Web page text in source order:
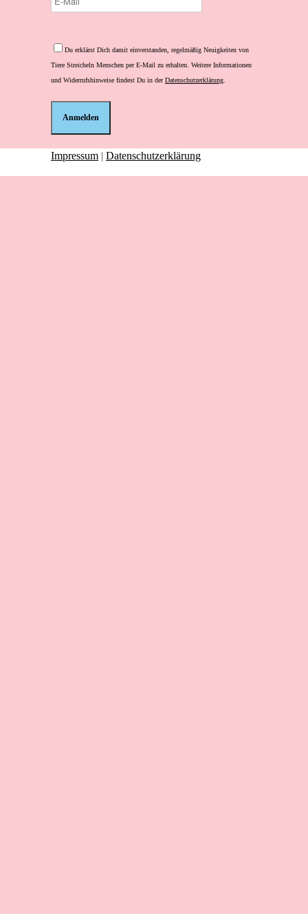
lasse
dieses
Feld
Du erklärst Dich damit einverstanden, regelmäßig Neuigkeiten von
Tiere Streicheln Menschen per E-Mail zu erhalten. Weitere Informationen
und Widerrufshinweise findest Du in derDatenschutzerklärung
Impressum | Datenschutzerklärung